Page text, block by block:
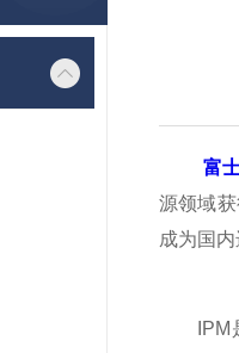
富
源领域
成为国
IPM是